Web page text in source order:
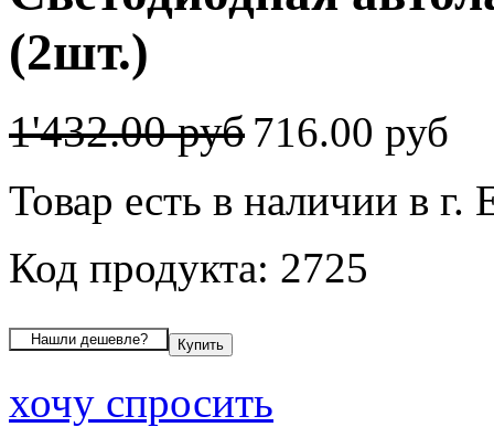
(2шт.)
1'432.00 руб 716.00 руб
Товар есть в наличии в г.
Код продукта: 2725
хочу спросить